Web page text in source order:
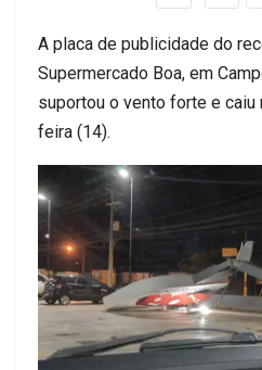
A placa de publicidade do
Supermercado Boa, em
suportou o vento forte e caiu
feira (14).